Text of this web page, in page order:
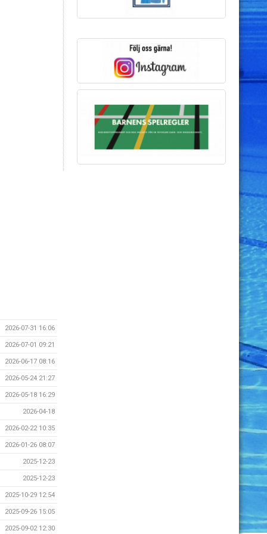
2026-07-31 16:06
2026-07-01 09:21
2026-06-17 08:16
2026-05-24 21:27
2026-05-18 16:29
2026-04-18
2026-02-22 10:35
2026-01-26 08:07
2025-12-23
2025-12-23
2025-10-29 12:54
2025-09-26 15:05
2025-09-02 12:30